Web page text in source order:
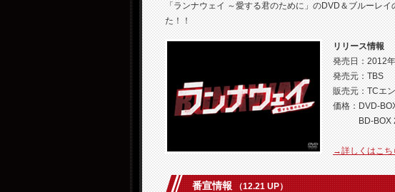
「ランナウェイ ～愛する君のために」のDVD＆ブルーレ
た！！
リリース情報
発売日：2012
発売元：TBS
販売元：TCエ
価格：DVD-
BD-BOX
→詳しくはこち
番宣情報（12.21 UP）